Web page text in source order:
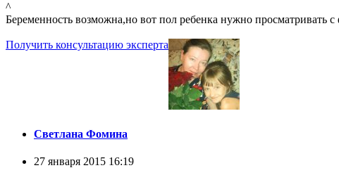
^
Беременность возможна,но вот пол ребенка нужно просматривать
Получить консультацию эксперта
Светлана Фомина
27 января 2015 16:19